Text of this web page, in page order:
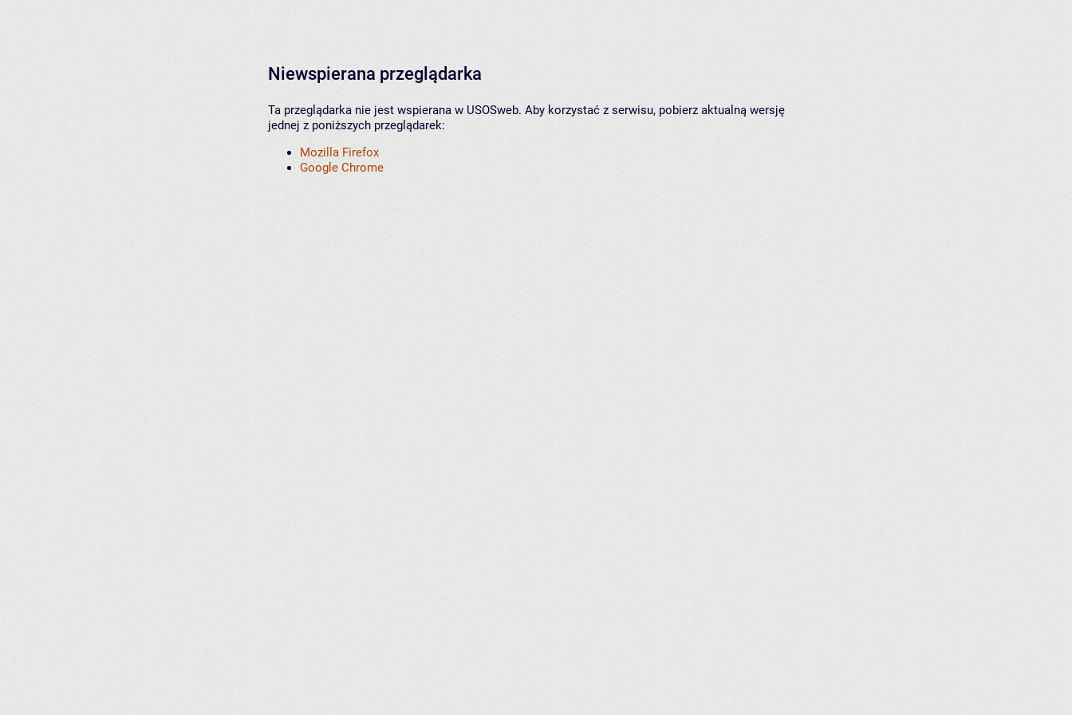
Niewspierana przeglądarka
Ta przeglądarka nie jest wspierana w USOSweb. Aby korzystać z serwisu, pobierz aktualną wersję
jednej z poniższych przeglądarek:
Mozilla Firefox
Google Chrome